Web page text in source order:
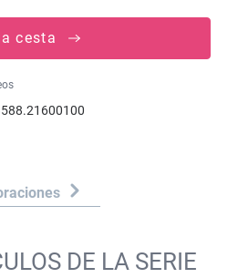
cesta
DE LA SERIE